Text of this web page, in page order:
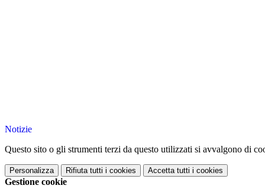
Notizie
Questo sito o gli strumenti terzi da questo utilizzati si avvalgono di
Personalizza Rifiuta tutti i cookies Accetta tutti i cookies
Gestione cookie